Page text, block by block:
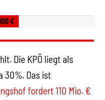
€
Die KPÖ liegt als
30%. Das ist
fordert 110 Mio. €